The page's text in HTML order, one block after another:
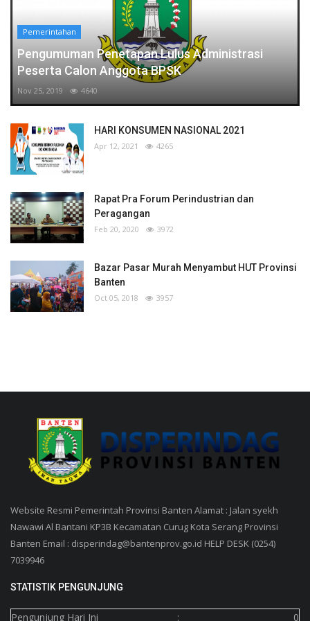
Pemerintahan
Pengumuman Penetapan Lulus Administrasi
Peserta Calon Anggota BPSK
Nov 25, 2019 4640
HARI KONSUMEN NASIONAL 2021
Apr 12, 2021 4265
Rapat Pra Forum Perindustrian dan
Peragangan
Feb 20, 2020 3972
Bazar Pasar Murah Menyambut HUT Provinsi
Banten
Oct 05, 2018 3957
Website Resmi Pemerintah Provinsi Banten Alamat : Jalan syekh
Nawawi Al Bantani KP3B Kecamatan Curug Kota Serang Provinsi
Banten Email : disperindag@bantenprov.go.id HELP DESK (0254)
7039946
STATISTIK PENGUNJUNG
Pengunjung Hari Ini : 0